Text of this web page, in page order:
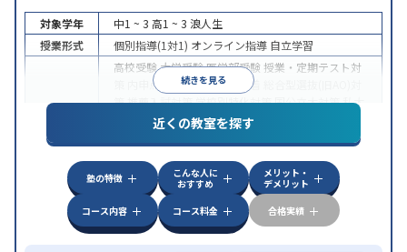
続きを見る
対象学年 中1 ~ 3 高1 ~ 3 浪人生
授業形式
個別指導(1対1) オンライン指導 自立学習
高校受験大学受験医学部受験 授業・定期テスト対
内申点対策学習習慣の定着
策推薦入試対策学校別特化対策国公立大対策私大
共通テスト対策英検(英語検定)対策
その
特徴
中高一貫校生に対応授業の振替可能 不登校生に対
学習にPC・タブレットを利用オンライン対応
科目から受講可能季節講習のみの受講可発達障害
の子どもに対応
近くの教室を探す
塾の特徴
こんな人に
おすすめ
メリット・
デメリット
コース内容
コース料金 合格実績